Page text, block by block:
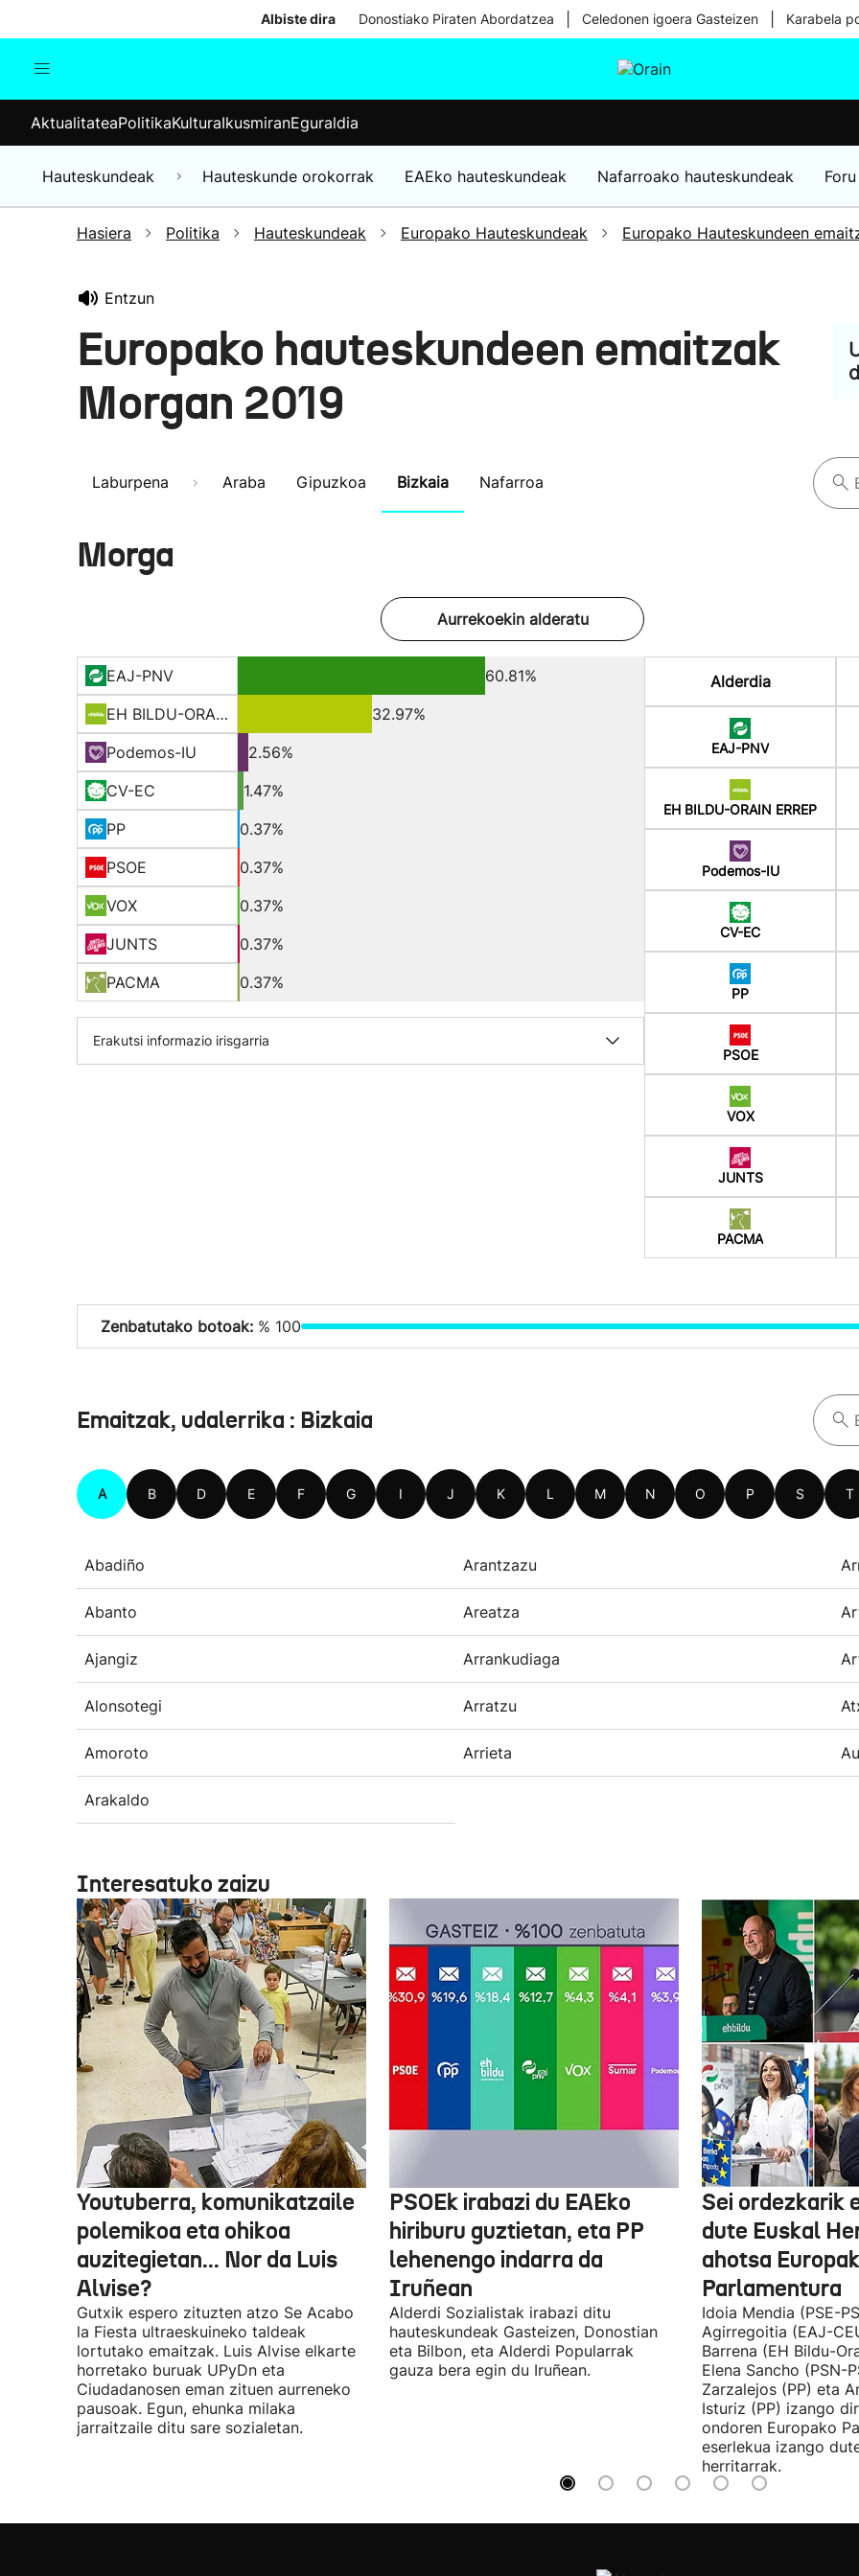
Albiste dira Donostiako Piraten Abordatzea Celedonen igoera Gasteizen Karabela
Munduko albisteak
Hauteskundeak
AktualitateaPolitikaKulturaIkusmiranEguraldia
Hauteskundeak Hauteskunde orokorrak EAEko hauteskundeak Nafarroako hauteskundeak
Hasiera Politika Hauteskundeak Europako Hauteskundeak Europako Hauteskundeen
Entzun
Europako hauteskundeen emaitzak
Morgan 2019
Laburpena Araba Gipuzkoa Bizkaia Nafarroa
Morga
Aurrekoekin alderatu
EAJ-PNV
60.81%
EH BILDU-ORAIN ERREP
32.97%
Podemos-IU
2.56%
CV-EC
1.47%
PP
0.37%
PSOE
0.37%
VOX
0.37%
JUNTS
0.37%
PACMA
0.37%
Erakutsi informazio irisgarria
Alderdia
EAJ-PNV
EH BILDU-ORAIN ERREP
Podemos-IU
CV-EC
PP
PSOE
VOX
JUNTS
PACMA
Zenbatutako botoak: % 100
Emaitzak, udalerrika : Bizkaia
A B D E F G I J K L M N O P S T
Abadiño Arantzazu
Abanto Areatza
Ajangiz Arrankudiaga
Alonsotegi Arratzu
Amoroto Arrieta
Arakaldo
Interesatuko zaizu
Youtuberra, komunikatzaile
polemikoa eta ohikoa
auzitegietan... Nor da Luis
Alvise?
Gutxik espero zituzten atzo Se Acabo
la Fiesta ultraeskuineko taldeak
lortutako emaitzak. Luis Alvise elkarte
horretako buruak UPyDn eta
Ciudadanosen eman zituen aurreneko
pausoak. Egun, ehunka milaka
jarraitzaile ditu sare sozialetan.
PSOEk irabazi du EAEko
hiriburu guztietan, eta PP
lehenengo indarra da
Iruñean
Alderdi Sozialistak irabazi ditu
hauteskundeak Gasteizen, Donostian
eta Bilbon, eta Alderdi Popularrak
gauza bera egin du Iruñean.
Sei ordezkarik
dute Euskal
ahotsa
Parlamentura
Idoia Mendia (PSE-
Agirregoitia (EAJ-
Barrena (EH Bildu-
Elena Sancho (PSN-
Zarzalejos (PP) eta
Isturiz (PP) izango
ondoren Europako
eserlekua izango
herritarrak.